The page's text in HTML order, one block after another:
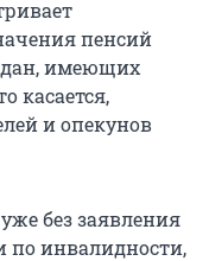
пенсий
имеющих
касается,
и опекунов
без заявления
по инвалидности,